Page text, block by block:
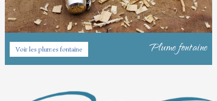
Voir les plumes fontaine Plume fontaine